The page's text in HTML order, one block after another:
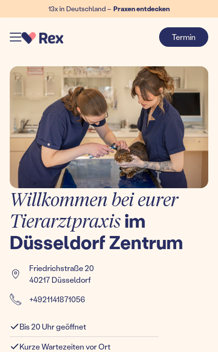
13x in Deutschland – Praxen entdecken
Termin
Willkommen bei eurer
Tierarztpraxisim
Düsseldorf Zentrum
Friedrichstraße 20
40217 Düsseldorf
+4921141871056
Bis 20 Uhr geöffnet
Kurze Wartezeiten vor Ort